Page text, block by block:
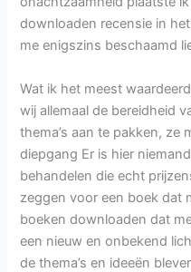
downloaden recensie in
me enigszins beschaamd
Wat ik het meest
wij allemaal de bereidheid
thema’s aan te pakken, ze
diepgang Er is hier
behandelen die echt
zeggen voor een boek dat
boeken downloaden dat
een nieuw en onbekend
de thema’s en ideeën